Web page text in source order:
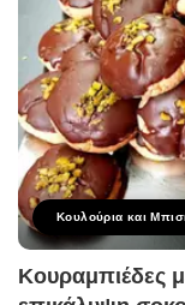
Κουλούρια και
Κουραμπιέδες